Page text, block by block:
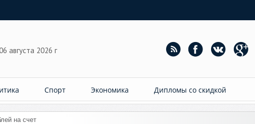
августа 2026 г
Спорт Экономика Дипломы со скидкой
на счет женщины